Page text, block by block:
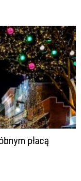
płacą